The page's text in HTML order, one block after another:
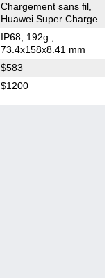
Chargement sans fil,
Huawei Super Charge
IP68, 192g
73.4x158x8.41 mm
$583
$1200